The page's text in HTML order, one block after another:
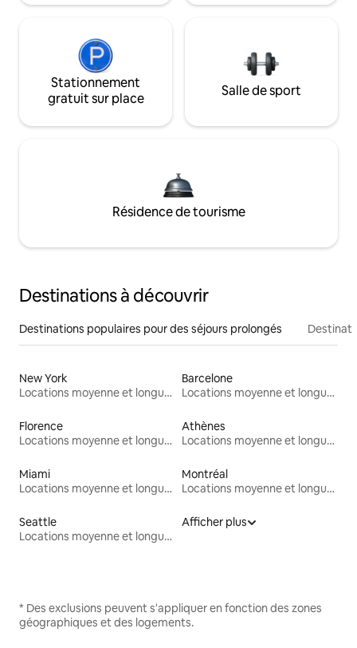
Stationnement
gratuit sur place
Salle de sport
Résidence de tourisme
Destinations à découvrir
Destinations populaires pour des séjours prolongés
New York
Locations moyenne et longue durée
Barcelone
Locations moyenne et longue durée
Florence
Locations moyenne et longue durée
Athènes
Locations moyenne et longue durée
Miami
Locations moyenne et longue durée
Montréal
Locations moyenne et longue durée
Seattle
Locations moyenne et longue durée
Afficher plus
* Des exclusions peuvent s'appliquer en fonction des zones
géographiques et des logements.